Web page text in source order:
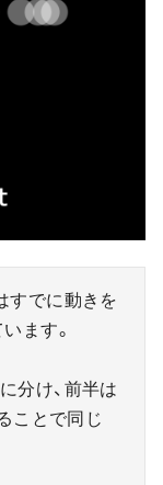
すでに動きを
ます。
分け、前半は
ことで同じ